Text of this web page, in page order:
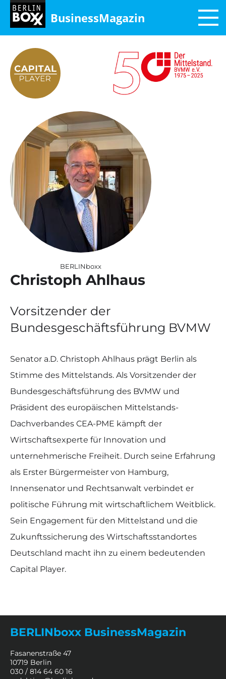
BusinessMagazin
BERLINboxx
Christoph Ahlhaus
Vorsitzender der
Bundesgeschäftsführung BVMW
Senator a.D. Christoph Ahlhaus prägt Berlin als
Stimme des Mittelstands. Als Vorsitzender der
Bundesgeschäftsführung des BVMW und
Präsident des europäischen Mittelstands-
Dachverbandes CEA-PME kämpft der
Wirtschaftsexperte für Innovation und
unternehmerische Freiheit. Durch seine Erfahrung
als Erster Bürgermeister von Hamburg,
Innensenator und Rechtsanwalt verbindet er
politische Führung mit wirtschaftlichem Weitblick.
Sein Engagement für den Mittelstand und die
Zukunftssicherung des Wirtschaftsstandortes
Deutschland macht ihn zu einem bedeutenden
Capital Player.
BERLINboxx BusinessMagazin
Fasanenstraße 47
10719 Berlin
030 / 814 64 60 16